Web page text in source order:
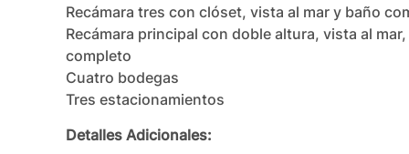
Recámara tres con clóset, vista al mar y baño
Recámara principal con doble altura, vista al
completo
Cuatro bodegas
Tres estacionamientos
Detalles Adicionales: